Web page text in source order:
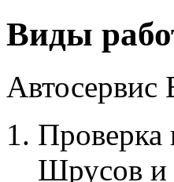
Виды
Автосервис
Проверка
Шрусов и